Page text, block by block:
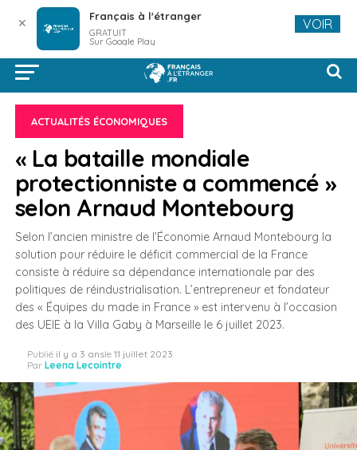
ACTUALITÉS ÉCONOMIQUES
« La bataille mondiale
protectionniste a commencé »
selon Arnaud Montebourg
Selon l’ancien ministre de l’Économie Arnaud Montebourg la
solution pour réduire le déficit commercial de la France
consiste à réduire sa dépendance internationale par des
politiques de réindustrialisation. L’entrepreneur et fondateur
des « Équipes du made in France » est intervenu à l’occasion
des UEIE à la Villa Gaby à Marseille le 6 juillet 2023.
Publié il y a 3 ansle 11 juillet 2023
Par Leena Lecointre
✕ Français à l'étranger
GRATUIT
Sur Google Play
VOIR